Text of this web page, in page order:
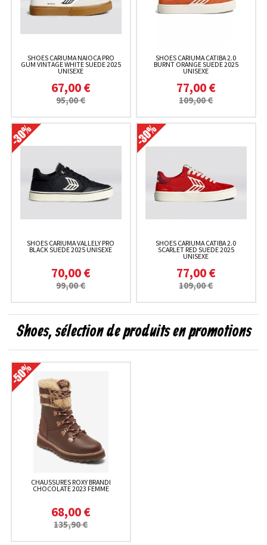
SHOES CARIUMA NAIOCA PRO
GUM VINTAGE WHITE SUEDE 2025
UNISEXE
67,00 €
95,00 €
SHOES CARIUMA CATIBA 2.0
BURNT ORANGE SUEDE 2025
UNISEXE
77,00 €
109,00 €
SHOES CARIUMA VALLELY PRO
BLACK SUEDE 2025 UNISEXE
70,00 €
99,00 €
SHOES CARIUMA CATIBA 2.0
SCARLET RED SUEDE 2025
UNISEXE
77,00 €
109,00 €
Shoes, sélection de produits en promotions
CHAUSSURES ROXY BRANDI
CHOCOLATE 2023 FEMME
68,00 €
135,90 €